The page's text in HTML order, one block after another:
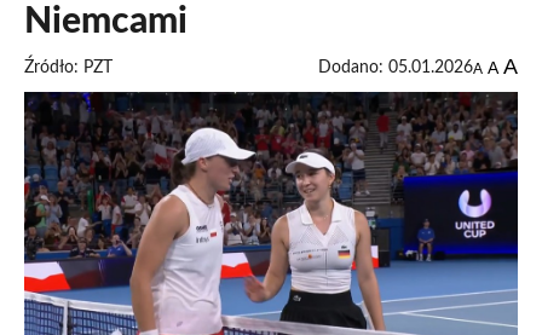
Niemcami
Źródło: PZT Dodano: 05.01.2026A A A